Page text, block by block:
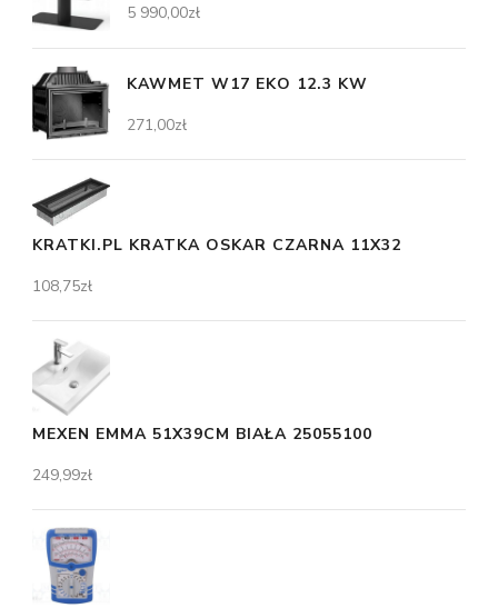
5 990,00zł
KAWMET W17 EKO 12.3 KW
271,00zł
KRATKI.PL KRATKA OSKAR CZARNA 11X32
108,75zł
MEXEN EMMA 51X39CM BIAŁA 25055100
249,99zł